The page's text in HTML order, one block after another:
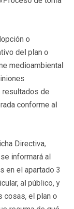
o
del plan o
medioambiental
resultados de
conforme al
Directiva,
informará al
en el apartado 3
al público, y
cosas, el plan o